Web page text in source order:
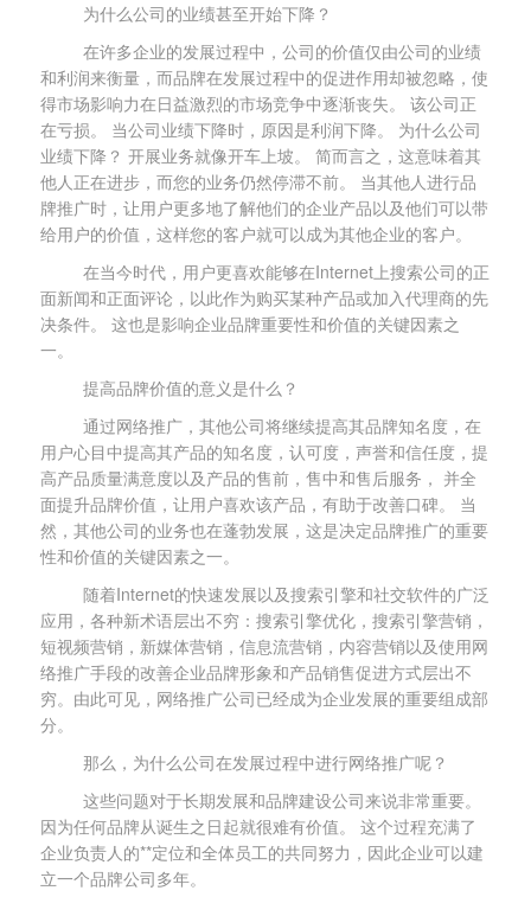
为什么公司的业绩甚至开始下降？
在许多企业的发展过程中，公司的价值仅由公司的业绩
和利润来衡量，而品牌在发展过程中的促进作用却被忽略，使
得市场影响力在日益激烈的市场竞争中逐渐丧失。 该公司正
在亏损。 当公司业绩下降时，原因是利润下降。 为什么公司
业绩下降？ 开展业务就像开车上坡。 简而言之，这意味着其
他人正在进步，而您的业务仍然停滞不前。 当其他人进行品
牌推广时，让用户更多地了解他们的企业产品以及他们可以带
给用户的价值，这样您的客户就可以成为其他企业的客户。
在当今时代，用户更喜欢能够在Internet上搜索公司的正
面新闻和正面评论，以此作为购买某种产品或加入代理商的先
决条件。 这也是影响企业品牌重要性和价值的关键因素之
一。
提高品牌价值的意义是什么？
通过网络推广，其他公司将继续提高其品牌知名度，在
用户心目中提高其产品的知名度，认可度，声誉和信任度，提
高产品质量满意度以及产品的售前，售中和售后服务， 并全
面提升品牌价值，让用户喜欢该产品，有助于改善口碑。 当
然，其他公司的业务也在蓬勃发展，这是决定品牌推广的重要
性和价值的关键因素之一。
随着Internet的快速发展以及搜索引擎和社交软件的广泛
应用，各种新术语层出不穷：搜索引擎优化，搜索引擎营销，
短视频营销，新媒体营销，信息流营销，内容营销以及使用网
络推广手段的改善企业品牌形象和产品销售促进方式层出不
穷。由此可见，网络推广公司已经成为企业发展的重要组成部
分。
那么，为什么公司在发展过程中进行网络推广呢？
这些问题对于长期发展和品牌建设公司来说非常重要。
因为任何品牌从诞生之日起就很难有价值。 这个过程充满了
企业负责人的**定位和全体员工的共同努力，因此企业可以建
立一个品牌公司多年。